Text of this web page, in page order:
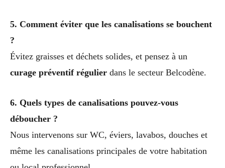
5. Comment éviter que les canalisations se bouchent
?
Évitez graisses et déchets solides, et pensez à un
curage préventif régulier dans le secteur Belcodène.
6. Quels types de canalisations pouvez-vous
déboucher ?
Nous intervenons sur WC, éviers, lavabos, douches et
même les canalisations principales de votre habitation